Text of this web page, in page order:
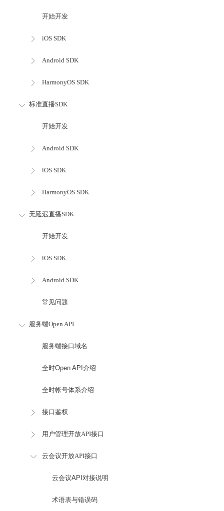
开始开发
iOS SDK
Android SDK
HarmonyOS SDK
标准直播SDK
开始开发
Android SDK
iOS SDK
HarmonyOS SDK
无延迟直播SDK
开始开发
iOS SDK
Android SDK
常见问题
服务端Open API
服务端接口域名
全时Open API介绍
全时帐号体系介绍
接口鉴权
用户管理开放API接口
云会议开放API接口
云会议API对接说明
术语表与错误码